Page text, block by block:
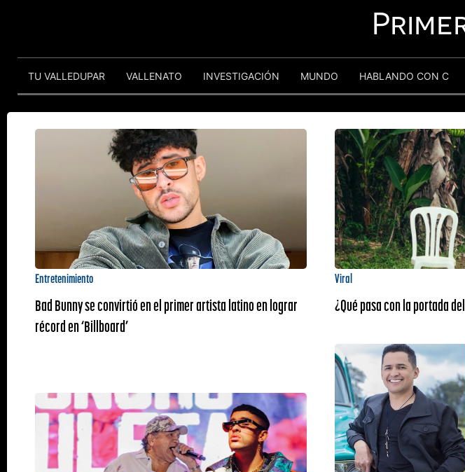
TU VALLEDUPAR VALLENATO INVESTIGACIÓN MUNDO HABLANDO CON C
Entretenimiento
Bad Bunny se convirtió en el primer artista latino en lograr
récord en ‘Billboard’
Viral
¿Qué pasa con la portada